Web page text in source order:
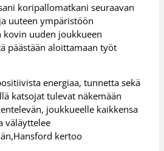
koripallomatkani seuraavan
uuteen ympäristöön
uuden joukkueen
päästään aloittamaan työt
energiaa, tunnetta sekä
katsojat tulevat näkemään
joukkueelle kaikkensa
väläyttelee
kertoo